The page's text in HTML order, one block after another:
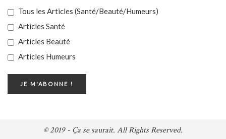
Tous les Articles (Santé/Beauté/Humeurs)
Articles Santé
Articles Beauté
Articles Humeurs
© 2019 - Ça se saurait. All Rights Reserved.